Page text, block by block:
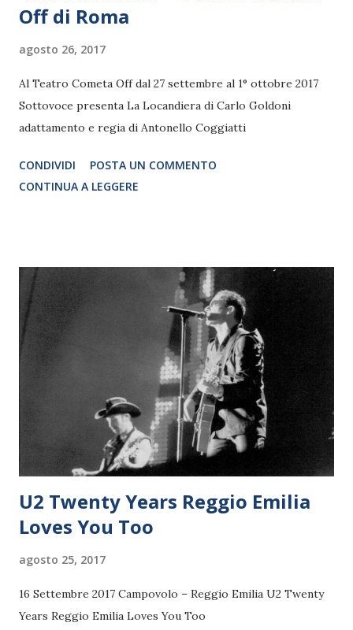
Off di Roma
agosto 26, 2017
Al Teatro Cometa Off dal 27 settembre al 1° ottobre 2017
Sottovoce presenta La Locandiera di Carlo Goldoni
adattamento e regia di Antonello Coggiatti
CONDIVIDI
POSTA UN COMMENTO
CONTINUA A LEGGERE
U2 Twenty Years Reggio Emilia
Loves You Too
agosto 25, 2017
16 Settembre 2017 Campovolo – Reggio Emilia U2 Twenty
Years Reggio Emilia Loves You Too